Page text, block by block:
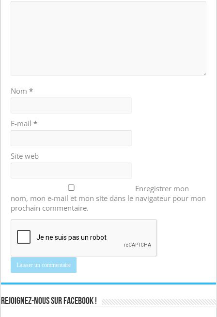
Nom*
E-mail*
Site web
Enregistrer mon
nom, mon e-mail et mon site dans le navigateur pour mon
prochain commentaire.
Rejoignez-nous sur Facebook !